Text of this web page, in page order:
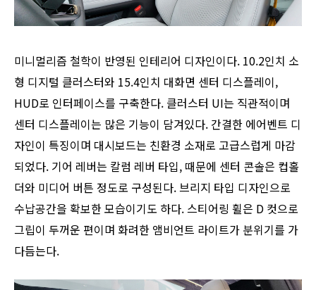
미니멀리즘 철학이 반영된 인테리어 디자인이다. 10.2인치 소
형 디지털 클러스터와 15.4인치 대화면 센터 디스플레이,
HUD로 인터페이스를 구축한다. 클러스터 UI는 직관적이며
센터 디스플레이는 많은 기능이 담겨있다. 간결한 에어벤트 디
자인이 특징이며 대시보드는 친환경 소재로 고급스럽게 마감
되었다. 기어 레버는 칼럼 레버 타입, 때문에 센터 콘솔은 컵홀
더와 미디어 버튼 정도로 구성된다. 브리지 타입 디자인으로
수납공간을 확보한 모습이기도 하다. 스티어링 휠은 D 컷으로
그립이 두꺼운 편이며 화려한 앰비언트 라이트가 분위기를 가
다듬는다.